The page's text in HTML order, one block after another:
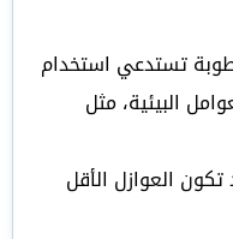
تستدعي استخدام
البيئية، مثل
العوازل الأقل